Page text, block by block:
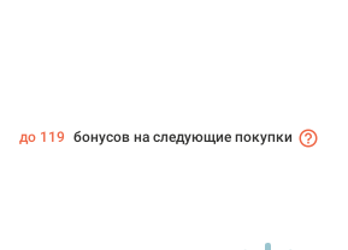
до 119 бонусов на следующие покупки